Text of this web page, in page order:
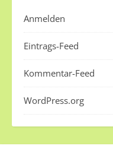
Anmelden
Eintrags-Feed
Kommentar-Feed
WordPress.org